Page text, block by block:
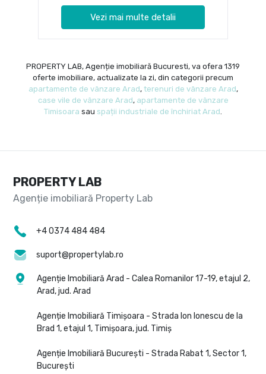
Vezi mai multe detalii
PROPERTY LAB, Agenție imobiliară Bucuresti, va ofera 1319
oferte imobiliare, actualizate la zi, din categorii precum
apartamente de vânzare Arad, terenuri de vânzare Arad,
case vile de vânzare Arad, apartamente de vânzare
Timisoara sau spații industriale de închiriat Arad
PROPERTY LAB
+4 0374 484 484
suport@propertylab.ro
Agenție Imobiliară Arad - Calea Romanilor 17-19, etajul 2,
Arad, jud. Arad
Agenție Imobiliară Timișoara - Strada Ion Ionescu de la
Brad 1, etajul 1, Timișoara, jud. Timiș
Agenție Imobiliară București - Strada Rabat 1, Sector 1,
București